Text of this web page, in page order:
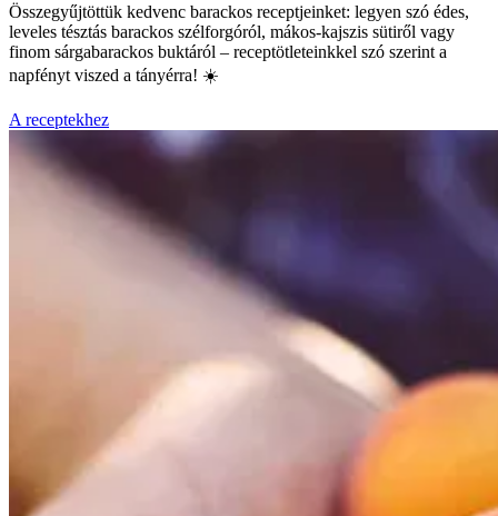
Összegyűjtöttük kedvenc barackos receptjeinket: legyen szó édes,
leveles tésztás barackos szélforgóról, mákos-kajszis sütiről vagy
finom sárgabarackos buktáról – receptötleteinkkel szó szerint a
napfényt viszed a tányérra! ☀️
A receptekhez